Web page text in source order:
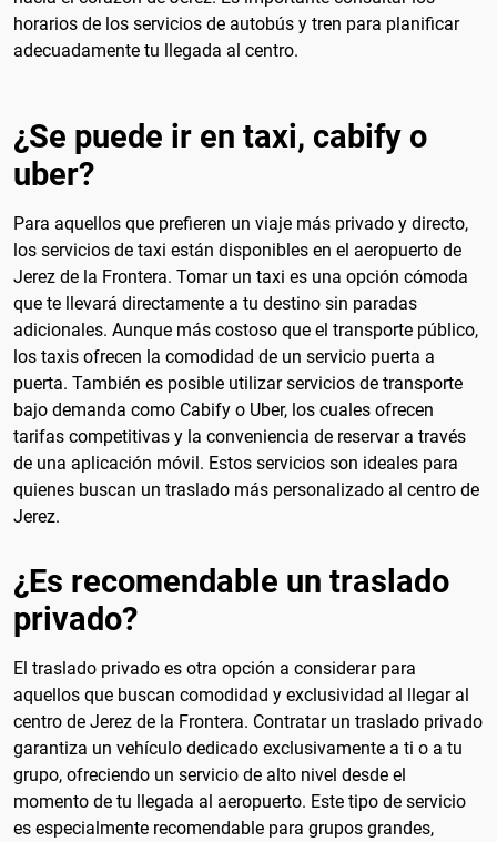
horarios de los servicios de autobús y tren para planificar
adecuadamente tu llegada al centro.
¿Se puede ir en taxi, cabify o
uber?
Para aquellos que prefieren un viaje más privado y directo,
los servicios de taxi están disponibles en el aeropuerto de
Jerez de la Frontera. Tomar un taxi es una opción cómoda
que te llevará directamente a tu destino sin paradas
adicionales. Aunque más costoso que el transporte público,
los taxis ofrecen la comodidad de un servicio puerta a
puerta. También es posible utilizar servicios de transporte
bajo demanda como Cabify o Uber, los cuales ofrecen
tarifas competitivas y la conveniencia de reservar a través
de una aplicación móvil. Estos servicios son ideales para
quienes buscan un traslado más personalizado al centro de
Jerez.
¿Es recomendable un traslado
privado?
El traslado privado es otra opción a considerar para
aquellos que buscan comodidad y exclusividad al llegar al
centro de Jerez de la Frontera. Contratar un traslado privado
garantiza un vehículo dedicado exclusivamente a ti o a tu
grupo, ofreciendo un servicio de alto nivel desde el
momento de tu llegada al aeropuerto. Este tipo de servicio
es especialmente recomendable para grupos grandes,